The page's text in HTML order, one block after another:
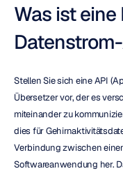
Was ist eine
Stellen Sie sich eine API
Übersetzer vor, der es
miteinander zu
dies für
Verbindung zwischen
Softwareanwendung her.